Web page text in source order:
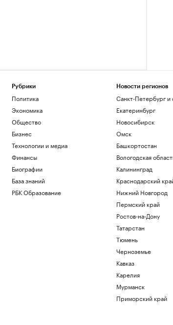
Рубрики
Политика
Экономика
Общество
Бизнес
Технологии и медиа
Финансы
Биографии
База знаний
РБК Образование
Новости регионов
Санкт-Петербург и
Екатеринбург
Новосибирск
Омск
Башкортостан
Вологодская
Калининград
Краснодарский
Нижний Новгород
Пермский край
Ростов-на-Дону
Татарстан
Тюмень
Черноземье
Кавказ
Карелия
Мурманск
Приморский край